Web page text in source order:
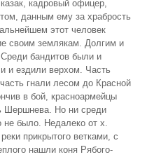
кадровый офицер,
данным ему за храбрость
этот человек
своим землякам. Долгим и
бандитов были и
и ездили верхом. Часть
гнали лесом до Красной
в бой, красноармейцы
Шершнева. Но ни среди
не было. Недалеко от х.
прикрытого ветками, с
нашли коня Рябого-